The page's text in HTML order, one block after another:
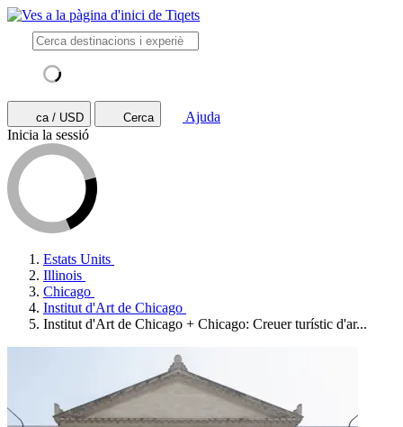
ca / USD Cerca
Ajuda
Inicia la sessió
Estats Units
Illinois
Chicago
Institut d'Art de Chicago
Institut d'Art de Chicago + Chicago: Creuer turístic d'ar...